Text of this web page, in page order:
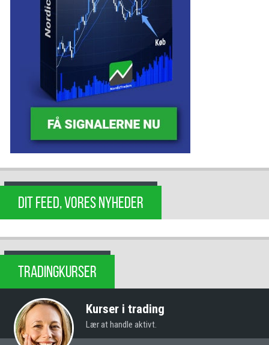
DIT FEED, VORES NYHEDER
TRADINGKURSER
Kurser i trading
Lær at handle aktivt.